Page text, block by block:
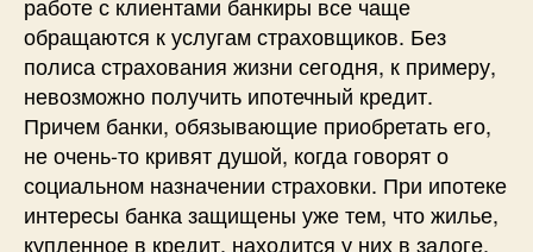
обращаются к услугам страховщиков. Без
полиса страхования жизни сегодня, к примеру,
невозможно получить ипотечный кредит.
Причем банки, обязывающие приобретать его,
не очень-то кривят душой, когда говорят о
социальном назначении страховки. При ипотеке
интересы банка защищены уже тем, что жилье,
купленное в кредит, находится у них в залоге.